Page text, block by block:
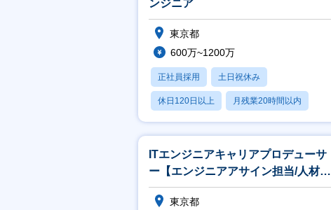
ンジニア
東京都
600万~1200万
正社員採用 土日祝休み
休日120日以上 月残業20時間以内
賞与あり
ITエンジニアキャリアプロデューサ
ー【エンジニアアサイン担当/人材業
界最大手パーソルグループ】
東京都